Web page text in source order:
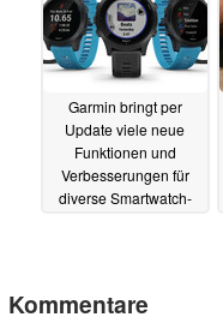
Garmin bringt per
Update viele neue
Funktionen und
Verbesserungen für
diverse Smartwatch-
Kommentare